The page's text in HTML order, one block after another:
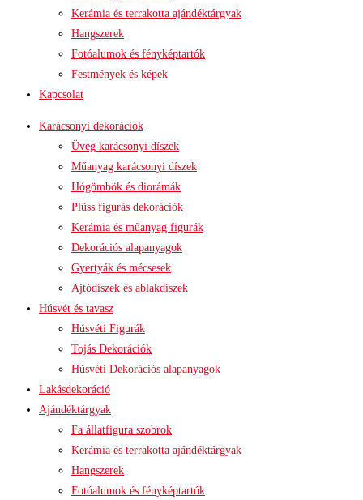
Kerámia és terrakotta ajándéktárgyak
Hangszerek
Fotóalumok és fényképtartók
Festmények és képek
Kapcsolat
Karácsonyi dekorációk
Üveg karácsonyi díszek
Műanyag karácsonyi díszek
Hógömbök és diorámák
Plüss figurás dekorációk
Kerámia és műanyag figurák
Dekorációs alapanyagok
Gyertyák és mécsesek
Ajtódíszek és ablakdíszek
Húsvét és tavasz
Húsvéti Figurák
Tojás Dekorációk
Húsvéti Dekorációs alapanyagok
Lakásdekoráció
Ajándéktárgyak
Fa állatfigura szobrok
Kerámia és terrakotta ajándéktárgyak
Hangszerek
Fotóalumok és fényképtartók